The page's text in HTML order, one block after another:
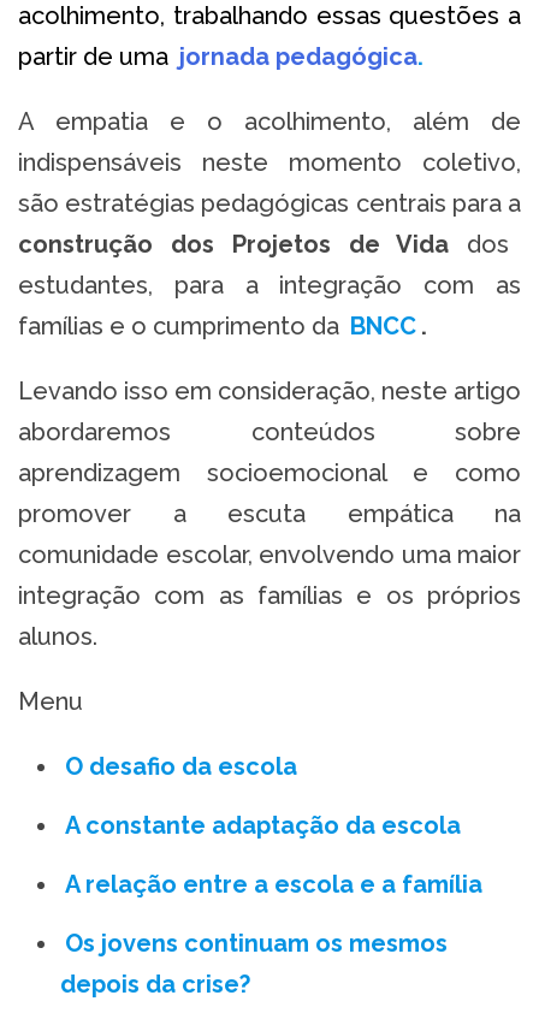
acolhimento, trabalhando essas questões a
partir de uma jornada pedagógica.
A empatia e o acolhimento, além de
indispensáveis neste momento coletivo,
são estratégias pedagógicas centrais para a
construção dos Projetos de Vida dos
estudantes, para a integração com as
famílias e o cumprimento da BNCC .
Levando isso em consideração, neste artigo
abordaremos conteúdos sobre
aprendizagem socioemocional e como
promover a escuta empática na
comunidade escolar, envolvendo uma maior
integração com as famílias e os próprios
alunos.
Menu
O desafio da escola
A constante adaptação da escola
A relação entre a escola e a família
Os jovens continuam os mesmos
depois da crise?